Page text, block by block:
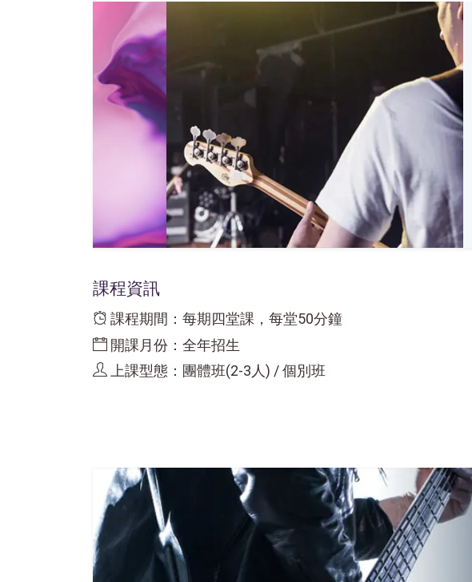
課程資訊
課程期間：每期四堂課，每堂50分鐘
開課月份：全年招生
上課型態：團體班(2-3人) / 個別班